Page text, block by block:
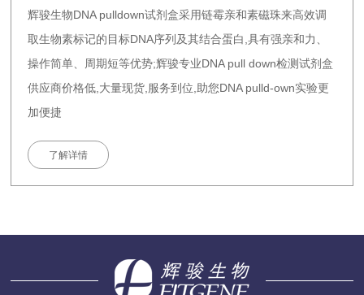
辉骏生物DNA pulldown试剂盒采用链霉亲和素磁珠来高效调
取生物素标记的目标DNA序列及其结合蛋白,具有强亲和力、
操作简单、周期短等优势;辉骏专业DNA pull down检测试剂盒
供应商价格低,大量现货,服务到位,助您DNA pulld-own实验更
加便捷
了解详情